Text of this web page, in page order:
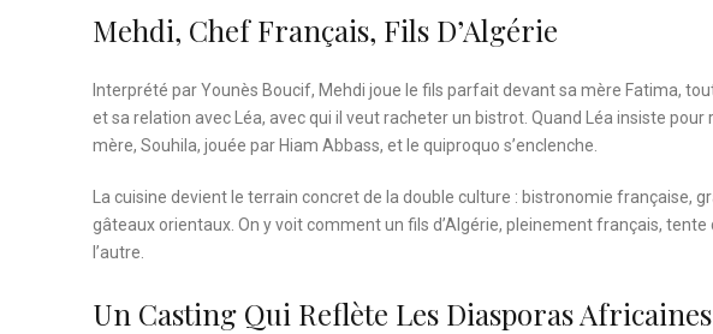
Mehdi, Chef Français, Fils D’Algérie
Interprété par Younès Boucif, Mehdi joue le fils parfait devant sa mère Fatima,
et sa relation avec Léa, avec qui il veut racheter un bistrot. Quand Léa insiste
mère, Souhila, jouée par Hiam Abbass, et le quiproquo s’enclenche.
La cuisine devient le terrain concret de la double culture : bistronomie française,
gâteaux orientaux. On y voit comment un fils d’Algérie, pleinement français,
l’autre.
Un Casting Qui Reflète Les Diasporas Africaines